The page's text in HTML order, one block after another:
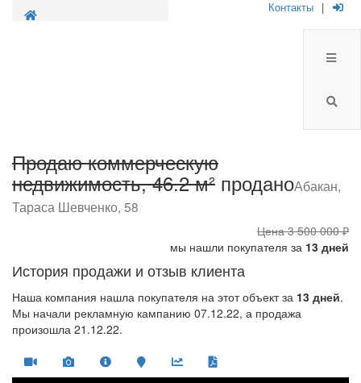
Контакты |
Продаю коммерческую
недвижимость, 46.2 м² проданоАбакан,
Тараса Шевченко, 58
Цена3 500 000 ₽
мы нашли покупателя за 13 дней
История продажи и отзыв клиента
Наша компания нашла покупателя на этот объект за 13 дней.
Мы начали рекламную кампанию 07.12.22, а продажа
произошла 21.12.22.